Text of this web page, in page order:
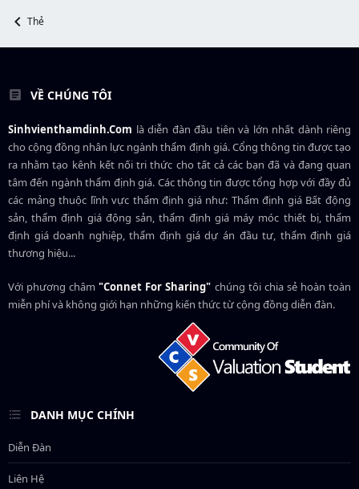
Thẻ
VỀ CHÚNG TÔI
Sinhvienthamdinh.Com là diễn đàn đầu tiên và lớn nhất dành riêng
cho cộng đồng nhân lực ngànhthẩm định giá. Cổng thông tin được tạo
ra nhằm tạo kênh kết nối tri thức cho tất cả các bạn đã và đang quan
tâm đến ngành thẩm định giá. Các thông tin được tổng hợp với đầy đủ
các mảng thuộc lĩnh vực thẩm định giá như: Thẩm định giá Bất động
sản, thẩm định giá động sản, thẩm định giá máy móc thiết bị, thẩm
định giá doanh nghiệp, thẩm định giá dự án đầu tư, thẩm định giá
thương hiệu...
Với phương châm"Connet For Sharing" chúng tôi chia sẻ hoàn toàn
miễn phí và không giới hạn những kiến thức từ cộng đồng diễn đàn.
DANH MỤC CHÍNH
Diễn Đàn
Liên Hệ